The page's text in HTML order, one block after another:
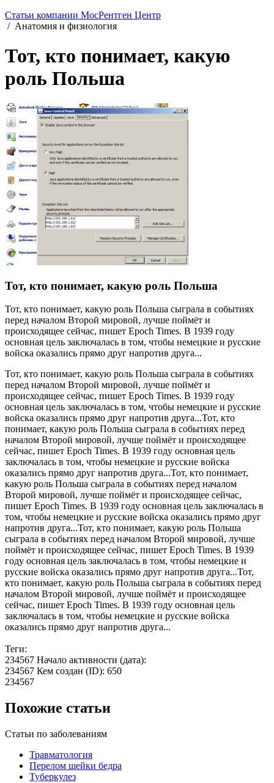
Статьи компании МосРентген Центр
/ Анатомия и физиология
Тот, кто понимает, какую
роль Польша
Тот, кто понимает, какую роль Польша
Тот, кто понимает, какую роль Польша сыграла в событиях
перед началом Второй мировой, лучше поймёт и
происходящее сейчас, пишет Epoch Times. В 1939 году
основная цель заключалась в том, чтобы немецкие и русские
войска оказались прямо друг напротив друга...
Тот, кто понимает, какую роль Польша сыграла в событиях
перед началом Второй мировой, лучше поймёт и
происходящее сейчас, пишет Epoch Times. В 1939 году
основная цель заключалась в том, чтобы немецкие и русские
войска оказались прямо друг напротив друга...Тот, кто
понимает, какую роль Польша сыграла в событиях перед
началом Второй мировой, лучше поймёт и происходящее
сейчас, пишет Epoch Times. В 1939 году основная цель
заключалась в том, чтобы немецкие и русские войска
оказались прямо друг напротив друга...Тот, кто понимает,
какую роль Польша сыграла в событиях перед началом
Второй мировой, лучше поймёт и происходящее сейчас,
пишет Epoch Times. В 1939 году основная цель заключалась в
том, чтобы немецкие и русские войска оказались прямо друг
напротив друга...Тот, кто понимает, какую роль Польша
сыграла в событиях перед началом Второй мировой, лучше
поймёт и происходящее сейчас, пишет Epoch Times. В 1939
году основная цель заключалась в том, чтобы немецкие и
русские войска оказались прямо друг напротив друга...Тот,
кто понимает, какую роль Польша сыграла в событиях перед
началом Второй мировой, лучше поймёт и происходящее
сейчас, пишет Epoch Times. В 1939 году основная цель
заключалась в том, чтобы немецкие и русские войска
оказались прямо друг напротив друга...
Теги:
234567 Начало активности (дата):
234567 Кем создан (ID): 650
234567
Похожие статьи
Статьи по заболеваниям
Травматология
Перелом шейки бедра
Туберкулез